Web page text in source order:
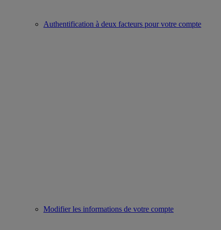
Authentification à deux facteurs pour votre compte
Modifier les informations de votre compte